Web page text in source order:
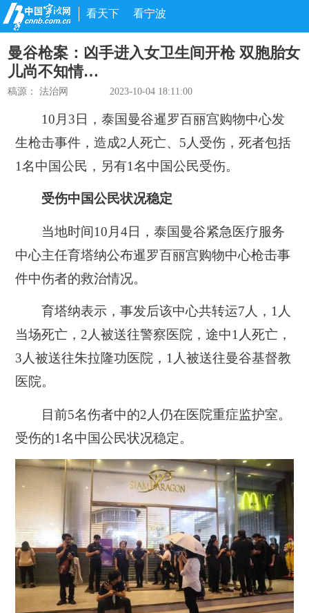
看天下 看宁波
曼谷枪案：凶手进入女卫生间开枪 双胞胎女
儿尚不知情…
稿源：法治网 2023-10-04 18:11:00
10月3日，泰国曼谷暹罗百丽宫购物中心发
生枪击事件，造成2人死亡、5人受伤，死者包括
1名中国公民，另有1名中国公民受伤。
受伤中国公民状况稳定
当地时间10月4日，泰国曼谷紧急医疗服务
中心主任育塔纳公布暹罗百丽宫购物中心枪击事
件中伤者的救治情况。
育塔纳表示，事发后该中心共转运7人，1人
当场死亡，2人被送往警察医院，途中1人死亡，
3人被送往朱拉隆功医院，1人被送往曼谷基督教
医院。
目前5名伤者中的2人仍在医院重症监护室。
受伤的1名中国公民状况稳定。